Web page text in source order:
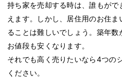
持ち家を売却する時は、誰もが
えます。しかし、居住用のお住
ることは難しいでしょう。築年
お値段も安くなります。
それでも高く売りたいなら4つの
ください。